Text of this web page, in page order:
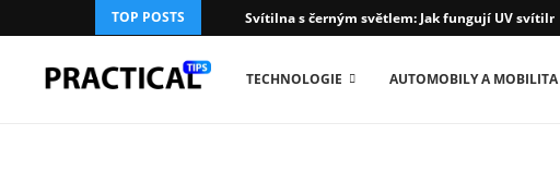
TOP POSTS Svítilna s černým světlem: Jak fungují UV svítilny
TECHNOLOGIE AUTOMOBILY A MOBILITA